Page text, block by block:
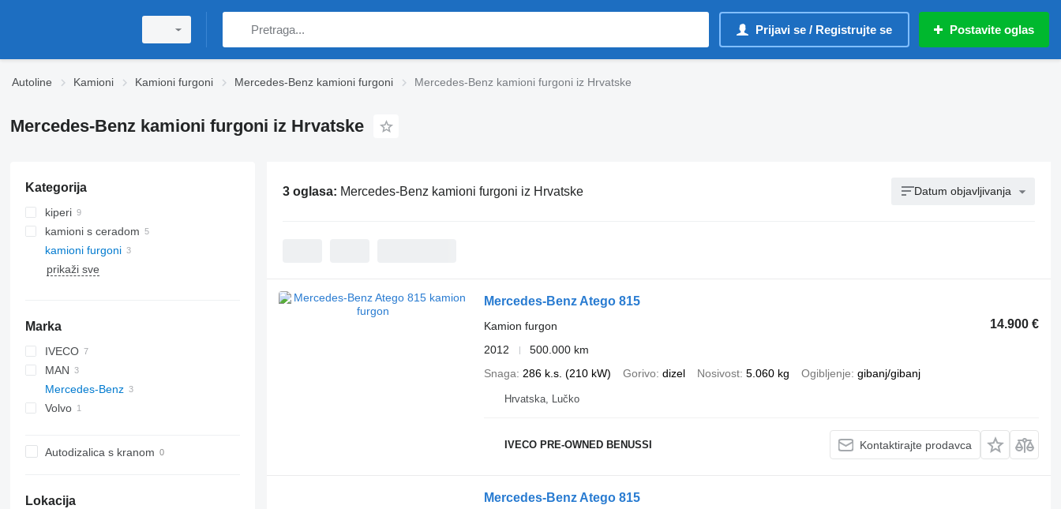
Prijavi se / Registrujte se Postavite oglas
Autoline Kamioni Kamioni furgoni Mercedes-Benz kamioni furgoni Mercedes-Benz kamioni furgoni iz Hrvatske
Mercedes-Benz kamioni furgoni iz Hrvatske
Kategorija
kiperi
kamioni s ceradom
kamioni furgoni
prikaži sve
Marka
IVECO
Daily
EuroCargo
MAN
TGM
Mercedes-Benz
Atego
Volvo
Autodizalica s kranom
Lokacija
3 oglasa: Mercedes-Benz kamioni furgoni iz Hrvatske Datum objavljivanja
Mercedes-Benz Atego 815
14.900 €
Kamion furgon
2012
500.000 km
Snaga
286 k.s. (210 kW) Gorivo dizel Nosivost 5.060 kg Ogibljenje gibanj/gibanj
Hrvatska, Lučko
IVECO PRE-OWNED BENUSSI Kontaktirajte prodavca
Mercedes-Benz Atego 815